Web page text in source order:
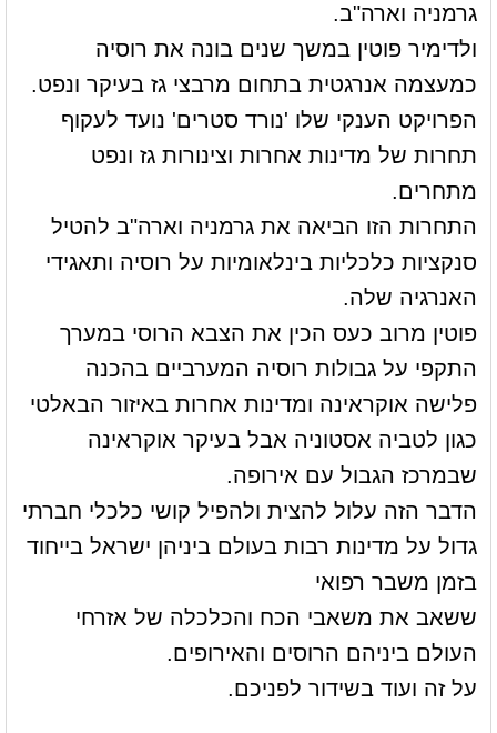
גרמניה וארה"ב.
ולדימיר פוטין במשך שנים בונה את רוסיה
כמעצמה אנרגטית בתחום מרבצי גז בעיקר ונפט.
הפרויקט הענקי שלו 'נורד סטרים' נועד לעקוף
תחרות של מדינות אחרות וצינורות גז ונפט
מתחרים.
התחרות הזו הביאה את גרמניה וארה"ב להטיל
סנקציות כלכליות בינלאומיות על רוסיה ותאגידי
האנרגיה שלה.
פוטין מרוב כעס הכין את הצבא הרוסי במערך
התקפי על גבולות רוסיה המערביים בהכנה
פלישה אוקראינה ומדינות אחרות באיזור הבאלטי
כגון לטביה אסטוניה אבל בעיקר אוקראינה
שבמרכז הגבול עם אירופה.
הדבר הזה עלול להצית ולהפיל קושי כלכלי חברתי
גדול על מדינות רבות בעולם ביניהן ישראל בייחוד
בזמן משבר רפואי
ששאב את משאבי הכח והכלכלה של אזרחי
העולם ביניהם הרוסים והאירופים.
על זה ועוד בשידור לפניכם.